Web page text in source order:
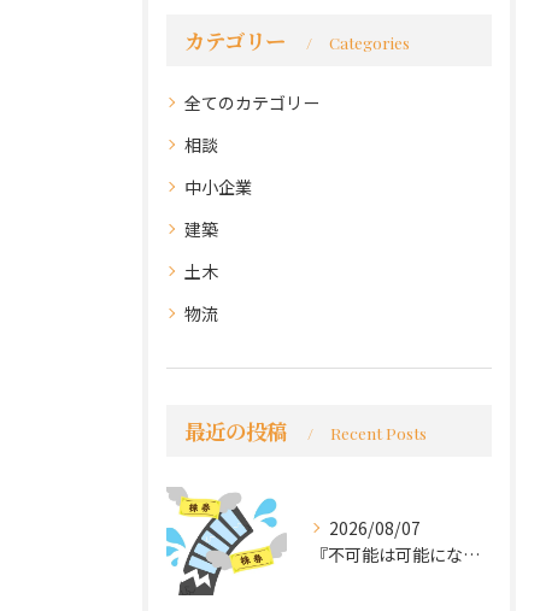
カテゴリー Categories
全てのカテゴリー
相談
中小企業
建築
土木
物流
最近の投稿 Recent Posts
2026/08/07
『不可能は可能になる』